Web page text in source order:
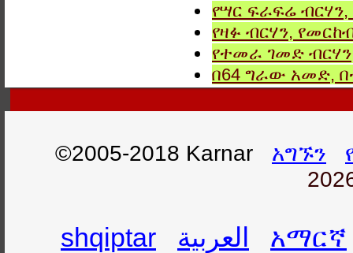
የሣር ፍራፍሬ
የዛፉ ብርሃን,
የተመራ ገመድ
በ64 ግራው አመድ,
©2005-2018 Karnar አግኙን
shqiptar العربية
አማርኛ